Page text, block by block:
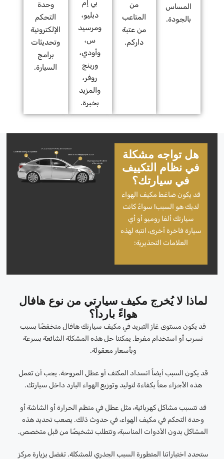
المساس
بالجودة.
من
المتاعب
من عتبة
داركم.
بي إم
دبليو،
ومرسيد
س،
وأودي،
ورينج
روفر،
والمزيد
بخبرة.
وحدة
التحكم
الإلكترونية
وتحديثات
برامج
السيارة.
هل تواجه مشكلة
في نظام التكييف
في سيارتك؟
قد يكون ضاغط مكيف الهواء
لديك هو السبب! سواءً كانت
سيارتك ألفا روميو أو أي
سيارة فاخرة أخرى، انتبه لهذه
العلامات التحذيرية:
لماذا لا يُخرج مكيف سيارتي من نوع هافال
هواءً بارداً؟
قد يكون مستوى غاز التبريد في مكيف سيارتك هافال منخفضًا بسبب
تسرب أو استخدام مفرط. يمكننا حل هذه المشكلة الشائعة بسرعة
وبأسعار معقولة.
قد يكون السبب أيضاً انسداد المكثف أو عطل المروحة. يجب أن تعمل
هذه الأجزاء معاً بكفاءة لتوليد وتوزيع الهواء البارد داخل سيارتك.
قد تتسبب مشاكل كهربائية، مثل عطل في منظم الحرارة أو الشاشة أو
وحدة التحكم في مكيف الهواء، في حدوث ذلك. يصعب تحديد هذه
المشاكل بدون الأدوات المناسبة، وتتطلب تشخيصًا من قبل متخصص.
ستحدد اختباراتنا المتطورة السبب الجذري للمشكلة. تفضل بزيارة مركز